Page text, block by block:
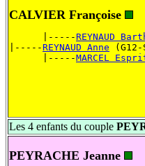
CALVIER Françoise
      |-----
REYNAUD
|-----REYNAUD Anne (G12-
      |-----
MARCEL
Les 4 enfants du couple
PEYRACHE Jeanne